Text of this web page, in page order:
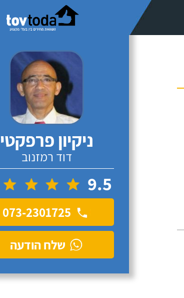
ניקיון פרפקטי
דוד רמזנוב
9.5
073-2301725
שלח הודעה